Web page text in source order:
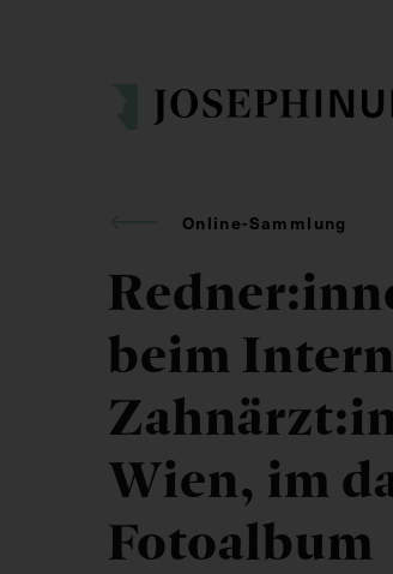
Online-Sammlung
beim
Wien, im
Fotoalbum